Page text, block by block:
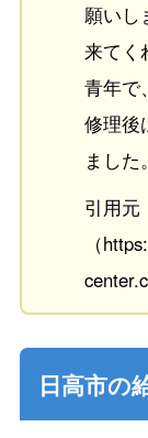
願いし
来てく
青年で
修理後
ました。
引用元
（
日高市の